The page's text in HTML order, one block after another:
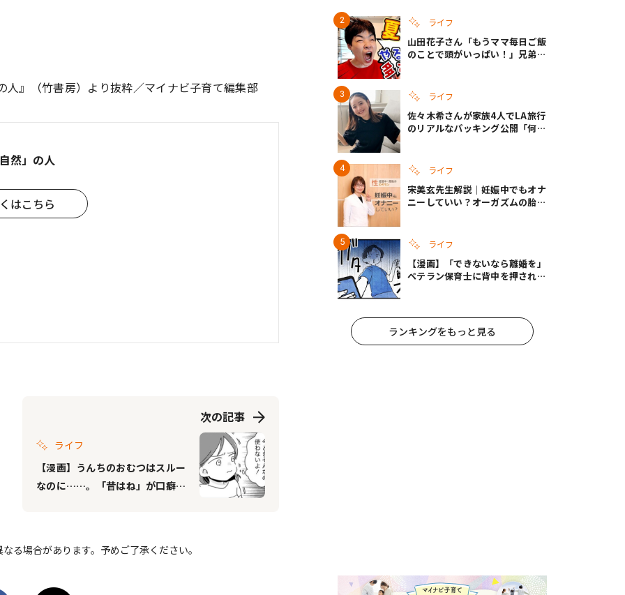
』（竹書房）より抜粋／マイナビ子育て編集部
然」の人
はこちら
次の記事
ライフ
【漫画】うんちのおむつはスルー
なのに……。「昔はね」が口癖の
る場合があります。予めご了承ください。
ライフ
山田花子さん「もうママ毎日ご飯
のことで頭がいっぱい！」兄弟夏
ライフ
佐々木希さんが家族4人でLA旅行
のリアルなパッキング公開「何が
ライフ
宋美玄先生解説｜妊娠中でもオナ
ニーしていい？オーガズムの胎児
ライフ
【漫画】「できないなら離婚を」
ベテラン保育士に背中を押され、
ランキングをもっと見る